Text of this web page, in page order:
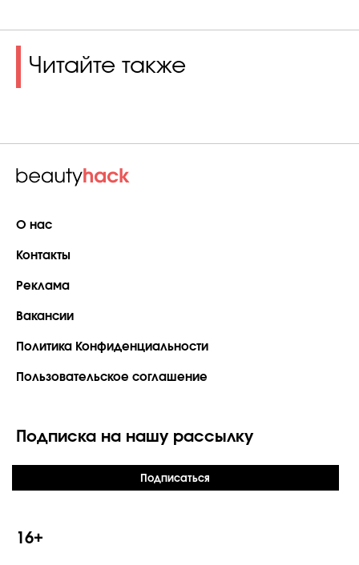
Читайте также
О нас
Контакты
Реклама
Вакансии
Политика Конфиденциальности
Пользовательское соглашение
Подписка на нашу рассылку
Подписаться
16+